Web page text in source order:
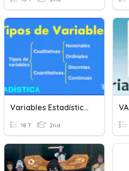
Variables Estadísticas - Encuestas
18 T 2nd